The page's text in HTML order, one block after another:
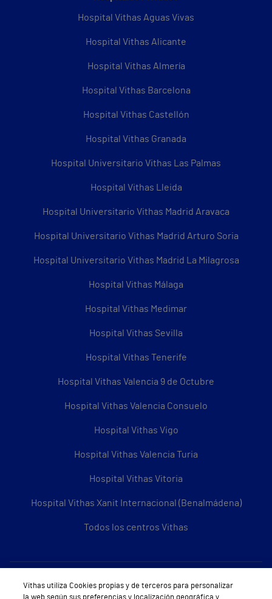
Hospital Vithas Aguas Vivas
Hospital Vithas Alicante
Hospital Vithas Almería
Hospital Vithas Barcelona
Hospital Vithas Castellón
Hospital Vithas Granada
Hospital Universitario Vithas Las Palmas
Hospital Vithas Lleida
Hospital Universitario Vithas Madrid Aravaca
Hospital Universitario Vithas Madrid Arturo Soria
Hospital Universitario Vithas Madrid La Milagrosa
Hospital Vithas Málaga
Hospital Vithas Medimar
Hospital Vithas Sevilla
Hospital Vithas Tenerife
Hospital Vithas Valencia 9 de Octubre
Hospital Vithas Valencia Consuelo
Hospital Vithas Vigo
Hospital Vithas Valencia Turia
Hospital Vithas Vitoria
Hospital Vithas Xanit Internacional (Benalmádena)
Todos los centros Vithas
Sobre Vithas
Vithas utiliza Cookies propias y de terceros para personalizar